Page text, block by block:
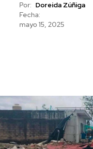
Por: Doreida Zúñiga
Fecha:
mayo 15, 2025